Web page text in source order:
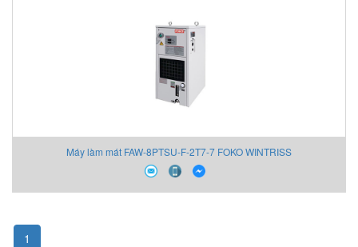
Máy làm mát FAW-8PTSU-F-2T7-7 FOKO WINTRISS
1